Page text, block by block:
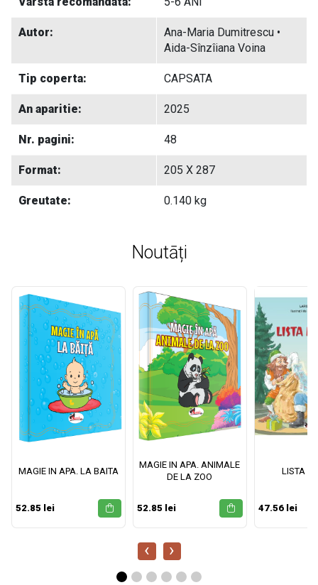
Autor:
Ana-Maria Dumitrescu •
Aida-Sînzîiana Voina
Tip coperta: CAPSATA
An aparitie: 2025
Nr. pagini: 48
Format: 205 X 287
Greutate: 0.140 kg
Noutāți
MAGIE IN APA. LA BAITA
52.85 lei
MAGIE IN APA. ANIMALE
DE LA ZOO
52.85 lei
LISTA
47.56 lei
‹ ›